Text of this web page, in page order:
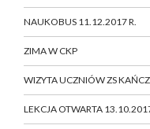
NAUKOBUS 11.12.2017 R.
ZIMA W CKP
WIZYTA UCZNIÓW ZS
LEKCJA OTWARTA